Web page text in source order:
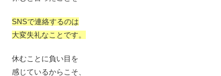
SNSで連絡するのは
大変失礼なことです。
休むことに負い目を
感じているからこそ、